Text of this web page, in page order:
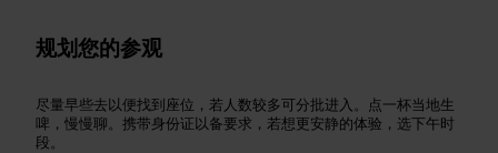
规划您的参观
尽量早些去以便找到座位，若人数较多可分批进入。点一杯当地生
啤，慢慢聊。携带身份证以备要求，若想更安静的体验，选下午时
段。